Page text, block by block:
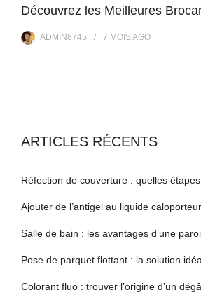
Découvrez les Meilleures
ADMIN8745 7 MOISAGO
ARTICLES RÉCENTS
Réfection de couverture : quelles
Ajouter de l’antigel au liquide
Salle de bain : les avantages d’une
Pose de parquet flottant : la solution
Colorant fluo : trouver l’origine d’un